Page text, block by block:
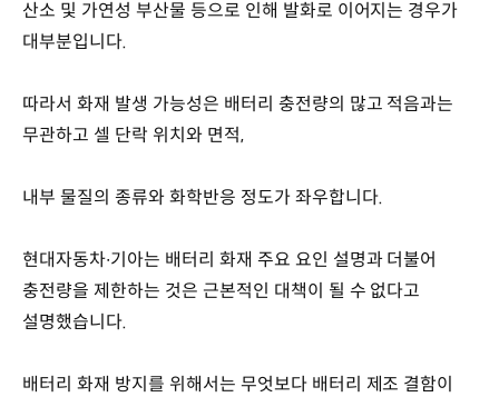
산소 및 가연성 부산물 등으로 인해 발화로 이어지는 경우가
대부분입니다.
따라서 화재 발생 가능성은 배터리 충전량의 많고 적음과는
무관하고 셀 단락 위치와 면적,
내부 물질의 종류와 화학반응 정도가 좌우합니다.
현대자동차∙기아는 배터리 화재 주요 요인 설명과 더불어
충전량을 제한하는 것은 근본적인 대책이 될 수 없다고
설명했습니다.
배터리 화재 방지를 위해서는 무엇보다 배터리 제조 결함이